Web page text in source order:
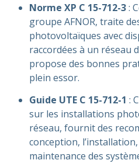
Norme XP C 15-712-3:
groupe AFNOR, traite
photovoltaïques avec
raccordées à un réseau
propose des bonnes
plein essor​​.
Guide UTE C 15-712-1 :
sur les installations
réseau, fournit des
conception,
maintenance des